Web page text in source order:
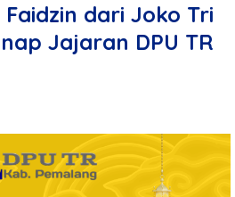
dari Joko Tri
Jajaran DPU TR